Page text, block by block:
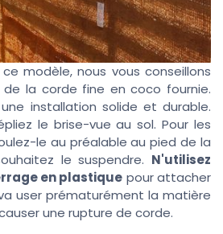
modèle, nous vous conseillons
la corde fine en coco fournie.
installation solide et durable.
le brise-vue au sol. Pour les
le au préalable au pied de la
le suspendre. N'utilisez
en plastique pour attacher
user prématurément la matière
une rupture de corde.